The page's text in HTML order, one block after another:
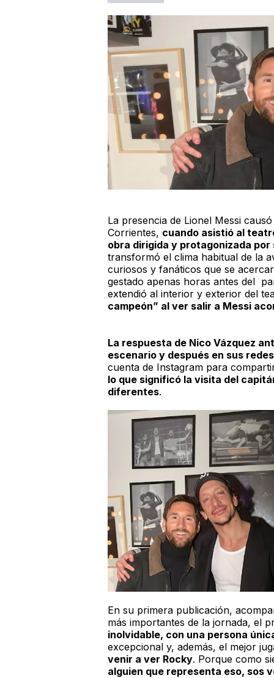
La presencia de Lionel Messi
Corrientes, cuando asistió al
obra dirigida y protagonizada por
transformó el clima habitual de la
curiosos y fanáticos que se
gestado apenas horas antes del
extendió al interior y exterior del
campeón” al ver salir a Messi
La respuesta de Nico Vázquez
escenario y después en sus
cuenta de Instagram para
lo que significó la visita del
diferentes.
En su primera publicación,
más importantes de la jornada, el
inolvidable, con una persona
excepcional y, además, el mejor
venir a ver Rocky. Porque como
alguien que representa eso, sos